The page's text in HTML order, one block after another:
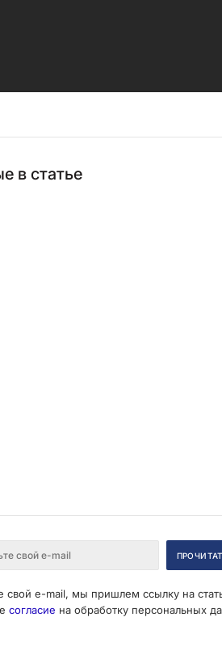
в статье
свой e-mail, мы пришлем ссылку на
согласие на обработку персональных